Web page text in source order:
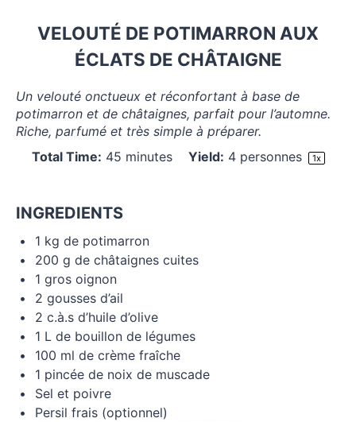
VELOUTÉ DE POTIMARRON AUX
ÉCLATS DE CHÂTAIGNE
Un velouté onctueux et réconfortant à base de
potimarron et de châtaignes, parfait pour l’automne.
Riche, parfumé et très simple à préparer.
Total Time: 45 minutes Yield: 4personnes 1x
INGREDIENTS
1 kg de potimarron
200 g de châtaignes cuites
1 gros oignon
2 gousses d’ail
2 c.à.s d’huile d’olive
1 L de bouillon de légumes
100 ml de crème fraîche
1 pincée de noix de muscade
Sel et poivre
Persil frais (optionnel)